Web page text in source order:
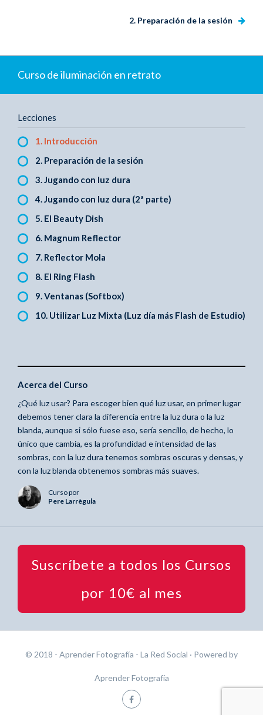
2. Preparación de la sesión
Curso de iluminación en retrato
Lecciones
1. Introducción
2. Preparación de la sesión
3. Jugando con luz dura
4. Jugando con luz dura (2ª parte)
5. El Beauty Dish
6. Magnum Reflector
7. Reflector Mola
8. El Ring Flash
9. Ventanas (Softbox)
10. Utilizar Luz Mixta (Luz día más Flash de Estudio)
Acerca del Curso
¿Qué luz usar? Para escoger bien qué luz usar, en primer lugar
debemos tener clara la diferencia entre la luz dura o la luz
blanda, aunque si sólo fuese eso, sería sencillo, de hecho, lo
único que cambia, es la profundidad e intensidad de las
sombras, con la luz dura tenemos sombras oscuras y densas, y
con la luz blanda obtenemos sombras más suaves.
Curso por
Pere Larrègula
Suscríbete a todos los Cursos
por 10€ al mes
© 2018 - Aprender Fotografía - La Red Social · Powered by
Aprender Fotografía